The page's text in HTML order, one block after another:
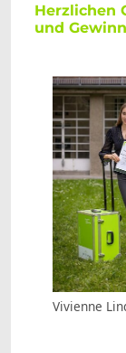
Herzlichen
und
Vivienne